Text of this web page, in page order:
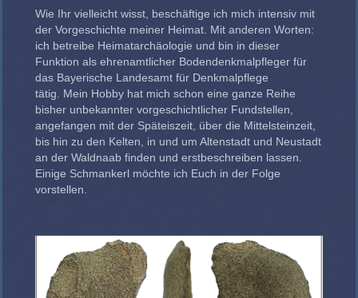
Wie Ihr vielleicht wisst, beschäftige ich mich intensiv mit
der Vorgeschichte meiner Heimat. Mit anderen Worten:
ich betreibe Heimatarchäologie und bin in dieser
Funktion als ehrenamtlicher Bodendenkmalpfleger für
das Bayerische Landesamt für Denkmalpflege
tätig. Mein Hobby hat mich schon eine ganze Reihe
bisher unbekannter vorgeschichtlicher Fundstellen,
angefangen mit der Späteiszeit, über die Mittelsteinzeit,
bis hin zu den Kelten, in und um Altenstadt und Neustadt
an der Waldnaab finden und erstbeschreiben lassen.
Einige Schmankerl möchte ich Euch in der Folge
vorstellen.